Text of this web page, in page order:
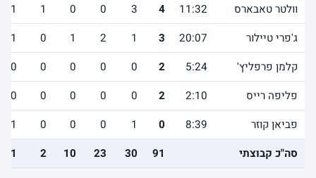
וולטר טאבארס
11:32
4
3
0
0
1
1
ג'פרי טיילור
20:07
3
1
2
1
0
1
קלמן פרפליץ'
5:24
2
0
0
0
0
0
פליפה רייס
2:10
2
0
0
0
0
0
פביאן קוזר
8:39
0
1
0
0
0
1
סה"כ קבוצתי
91
30
23
10
2
11